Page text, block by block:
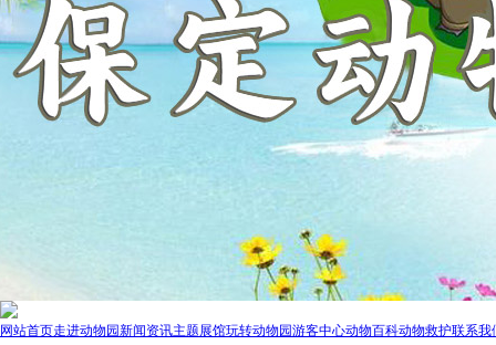
网站首页走进动物园新闻资讯主题展馆玩转动物园游客中心动物百科动物救护联系我